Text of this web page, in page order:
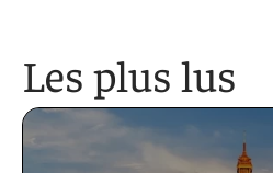
Les plus lus